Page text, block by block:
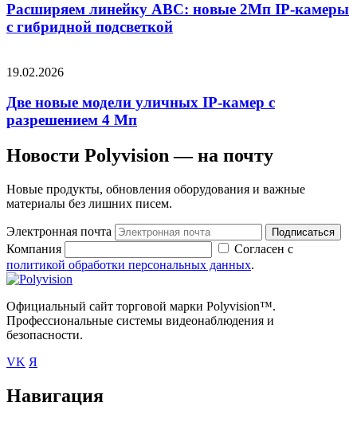
Расширяем линейку ABC: новые 2Мп IP-камеры
c гибридной подсветкой
19.02.2026
Две новые модели уличных IP-камер с
разрешением 4 Мп
Новости Polyvision — на почту
Новые продукты, обновления оборудования и важные
материалы без лишних писем.
Электронная почта Подписаться
Компания
Согласен с
политикой обработки персональных данных.
Официальный сайт торговой марки Polyvision™.
Профессиональные системы видеонаблюдения и
безопасности.
VK Я
Навигация